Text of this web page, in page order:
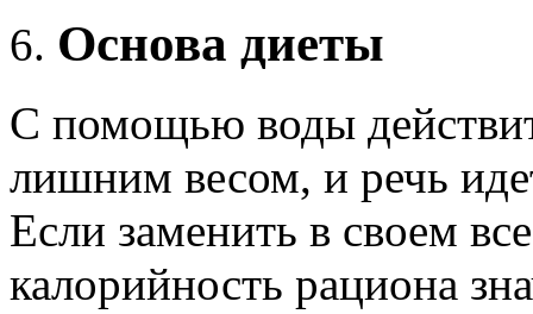
Основа диеты
С помощью воды
лишним весом, и речь
Если заменить в своем
калорийность рациона